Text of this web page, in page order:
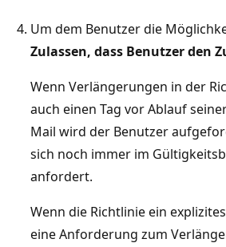
Um dem Benutzer die
Zulassen, dass Benutzer den
Wenn Verlängerungen in der
auch einen Tag vor Ablauf
Mail wird der Benutzer
sich noch immer im
anfordert.
Wenn die Richtlinie ein
eine Anforderung zum